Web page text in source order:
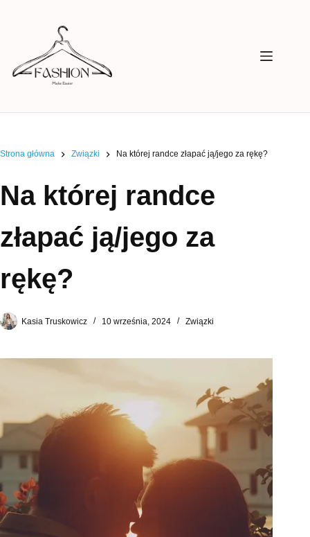
Strona główna Związki Na której randce złapać ją/jego za rękę?
Na której randce
złapać ją/jego za
rękę?
Kasia Truskowicz 10 września, 2024 Związki